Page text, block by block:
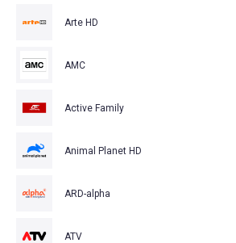
Arte HD
AMC
Active Family
Animal Planet HD
ARD-alpha
ATV